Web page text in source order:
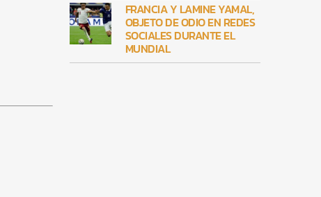
FRANCIA Y LAMINE YAMAL,
OBJETO DE ODIO EN REDES
SOCIALES DURANTE EL
MUNDIAL